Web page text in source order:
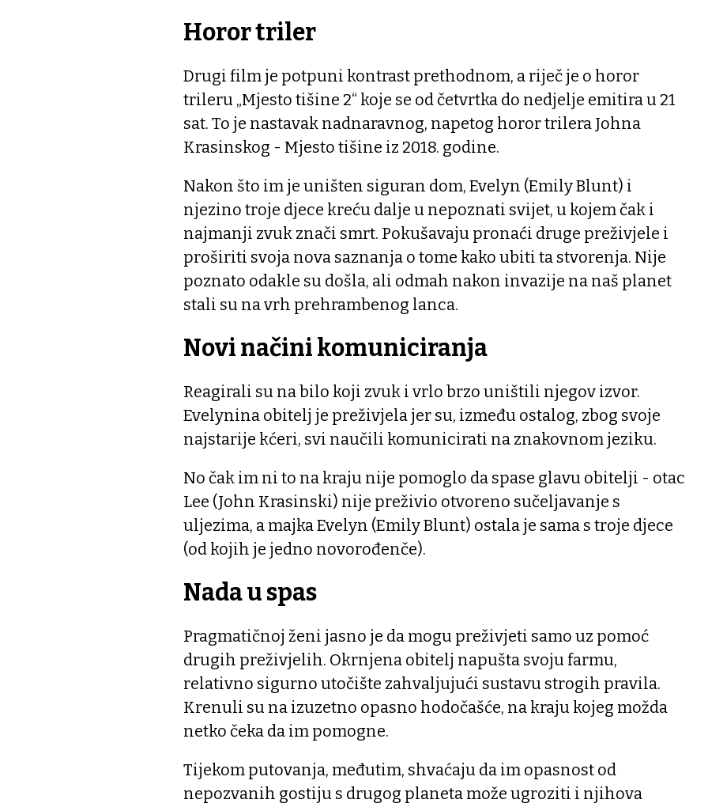
Horor triler
Drugi film je potpuni kontrast prethodnom, a riječ je o horor
trileru „Mjesto tišine 2“ koje se od četvrtka do nedjelje emitira u 21
sat. To je nastavak nadnaravnog, napetog horor trilera Johna
Krasinskog - Mjesto tišine iz 2018. godine.
Nakon što im je uništen siguran dom, Evelyn (Emily Blunt) i
njezino troje djece kreću dalje u nepoznati svijet, u kojem čak i
najmanji zvuk znači smrt. Pokušavaju pronaći druge preživjele i
proširiti svoja nova saznanja o tome kako ubiti ta stvorenja. Nije
poznato odakle su došla, ali odmah nakon invazije na naš planet
stali su na vrh prehrambenog lanca.
Novi načini komuniciranja
Reagirali su na bilo koji zvuk i vrlo brzo uništili njegov izvor.
Evelynina obitelj je preživjela jer su, između ostalog, zbog svoje
najstarije kćeri, svi naučili komunicirati na znakovnom jeziku.
No čak im ni to na kraju nije pomoglo da spase glavu obitelji - otac
Lee (John Krasinski) nije preživio otvoreno sučeljavanje s
uljezima, a majka Evelyn (Emily Blunt) ostala je sama s troje djece
(od kojih je jedno novorođenče).
Nada u spas
Pragmatičnoj ženi jasno je da mogu preživjeti samo uz pomoć
drugih preživjelih. Okrnjena obitelj napušta svoju farmu,
relativno sigurno utočište zahvaljujući sustavu strogih pravila.
Krenuli su na izuzetno opasno hodočašće, na kraju kojeg možda
netko čeka da im pomogne.
Tijekom putovanja, međutim, shvaćaju da im opasnost od
nepozvanih gostiju s drugog planeta može ugroziti i njihova